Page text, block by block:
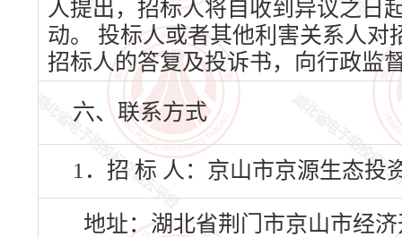
人提出，招标人将自收到异议之日
动。 投标人或者其他利害关系人
招标人的答复及投诉书，向行政监
六、联系方式
1．招 标 人：京山市京源生态投
地址：湖北省荆门市京山市经